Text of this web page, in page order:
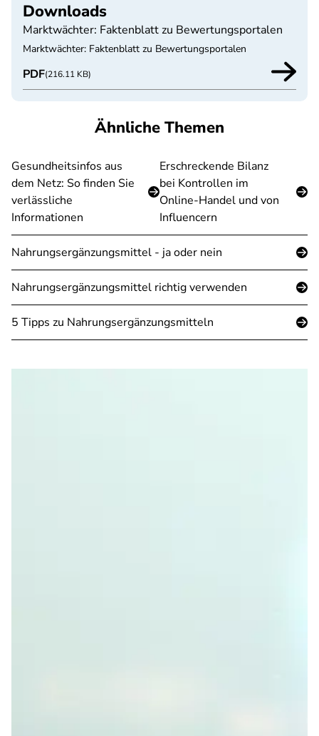
Downloads
Marktwächter: Faktenblatt zu Bewertungsportalen
Marktwächter: Faktenblatt zu Bewertungsportalen
PDF(216.11 KB)
Ähnliche Themen
Gesundheitsinfos aus
dem Netz: So finden Sie
verlässliche
Informationen
Erschreckende Bilanz
bei Kontrollen im
Online-Handel und von
Influencern
Nahrungsergänzungsmittel - ja oder nein
Nahrungsergänzungsmittel richtig verwenden
5 Tipps zu Nahrungsergänzungsmitteln